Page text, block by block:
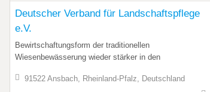
Deutscher Verband für Landschaftspflege
e.V.
Bewirtschaftungsform der traditionellen
Wiesenbewässerung wieder stärker in den
91522 Ansbach, Rheinland-Pfalz, Deutschland